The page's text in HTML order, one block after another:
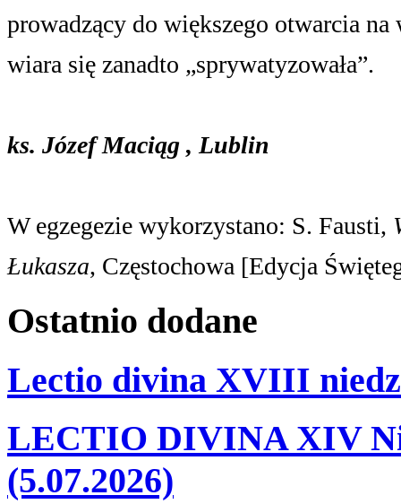
prowadzący do większego otwarcia
wiara się zanadto „sprywatyzowała”.
ks. Józef Maciąg , Lublin
W egzegezie wykorzystano: S. Fausti,
Łukasza, Częstochowa [Edycja
Ostatnio dodane
Lectio divina XVIII
LECTIO DIVINA XIV
(5.07.2026)